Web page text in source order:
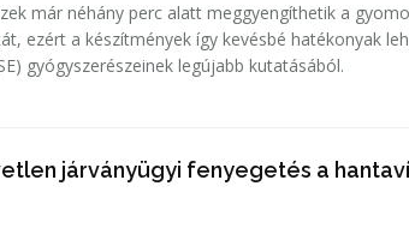
már néhány perc alatt meggyengíthetik a
ezért a készítmények így kevésbé hatékonyak
gyógyszerészeinek legújabb kutatásából.
járványügyi fenyegetés a